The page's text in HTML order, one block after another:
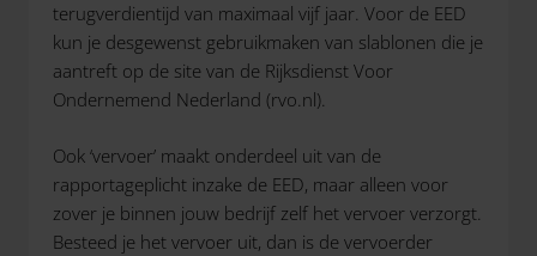
terugverdientijd van maximaal vijf jaar. Voor de EED
kun je desgewenst gebruikmaken van slablonen die je
aantreft op de site van de Rijksdienst Voor
Ondernemend Nederland (rvo.nl).
Ook ‘vervoer’ maakt onderdeel uit van de
rapportageplicht inzake de EED, maar alleen voor
zover je binnen jouw bedrijf zelf het vervoer verzorgt.
Besteed je het vervoer uit, dan is de vervoerder